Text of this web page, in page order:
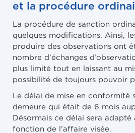
et la procédure
La procédure de sanction
quelques modifications. Ainsi,
produire des observations ont
nombre d’échanges
plus limité tout en laissant au
possibilité de toujours pouvoir
Le délai de mise en conformité
demeure qui était de 6 mois
Désormais ce délai sera adapté
fonction de l’affaire visée.